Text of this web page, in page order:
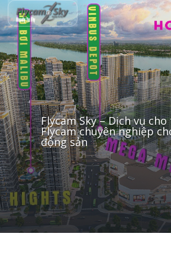
Flycam Sky – Dịch vụ
Flycam chuyên nghiệp
động sản